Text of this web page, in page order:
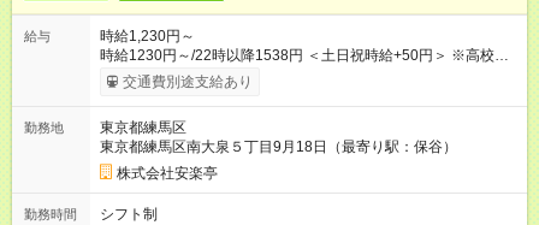
給与
時給1,230円～
時給1230円～/22時以降1538円 ＜土日祝時給+50円＞ ※高校生
時給1230円 【試用期間】試用期間あり 試用期間の長さ：12ヶ
月 雇用形態、給与は本採用時と同じです。 ※最大12ヶ月の間
交通費別途支給あり
勤務地
東京都練馬区
東京都練馬区南大泉５丁目9月18日（最寄り駅：保谷）
株式会社安楽亭
勤務時間 シフト制